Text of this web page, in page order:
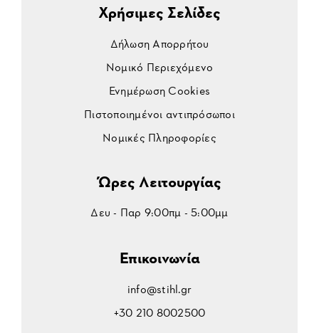
Χρήσιμες Σελίδες
Δήλωση Απορρήτου
Νομικό Περιεχόμενο
Ενημέρωση Cookies
Πιστοποιημένοι αντιπρόσωποι
Νομικές Πληροφορίες
Ώρες Λειτουργίας
Δευ - Παρ 9:00πμ - 5:00μμ
Επικοινωνία
info@stihl.gr
+30 210 8002500